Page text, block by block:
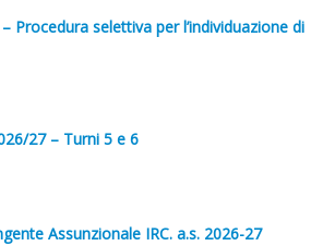
Procedura selettiva per l’individuazione di
27 – Turni 5 e 6
Assunzionale IRC. a.s. 2026-27